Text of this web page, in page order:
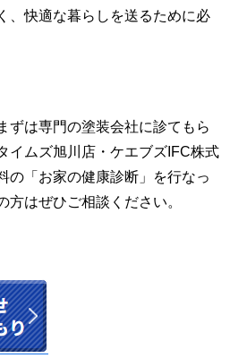
、快適な暮らしを送るために必
ずは専門の塗装会社に診てもら
イムズ旭川店・ケエブズIFC株式
の「お家の健康診断」を行なっ
はぜひご相談ください。